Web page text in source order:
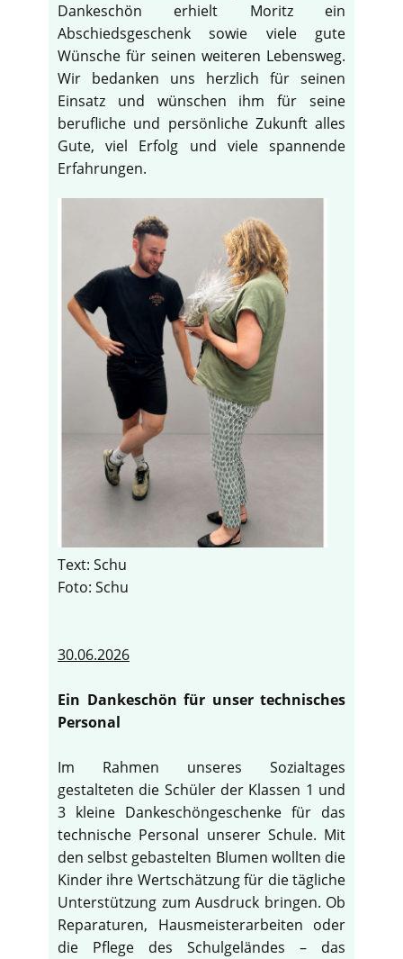
Dankeschön erhielt Moritz ein
Abschiedsgeschenk sowie viele gute
Wünsche für seinen weiteren Lebensweg.
Wir bedanken uns herzlich für seinen
Einsatz und wünschen ihm für seine
berufliche und persönliche Zukunft alles
Gute, viel Erfolg und viele spannende
Erfahrungen.
Text: Schu
Foto: Schu
30.06.2026
Ein Dankeschön für unser technisches
Personal
Im Rahmen unseres Sozialtages
gestalteten die Schüler der Klassen 1 und
3 kleine Dankeschöngeschenke für das
technische Personal unserer Schule. Mit
den selbst gebastelten Blumen wollten die
Kinder ihre Wertschätzung für die tägliche
Unterstützung zum Ausdruck bringen. Ob
Reparaturen, Hausmeisterarbeiten oder
die Pflege des Schulgeländes – das